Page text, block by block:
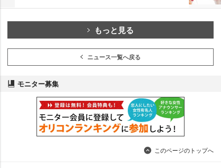
もっと見る
ニュース一覧へ戻る
モニター募集
このページのトップへ